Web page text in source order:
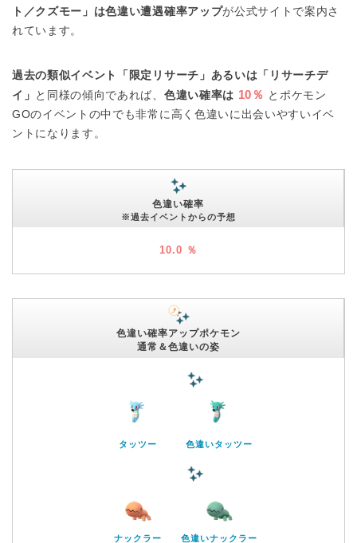
ト／クズモー」は色違い遭遇確率アップが公式サイトで案内さ
れています。
過去の類似イベント「限定リサーチ」あるいは「リサーチデ
イ」 と同様の傾向であれば、 色違い確率は 10％ とポケモン
GOのイベントの中でも非常に高く色違いに出会いやすいイベ
ントになります。
色違い確率
※過去イベントからの予想
10.0 ％
色違い確率アップポケモン
通常＆色違いの姿
タッツー 色違いタッツー
ナックラー 色違いナックラー